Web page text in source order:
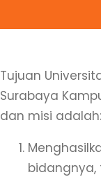
Tujuan
Surabaya
dan misi adalah:
bidangnya,